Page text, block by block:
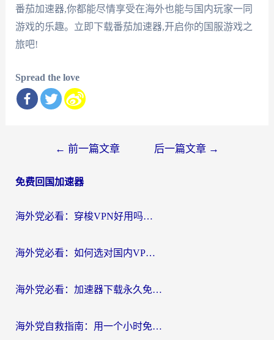
番茄加速器,你都能尽情享受在海外也能与国内玩家一同
游戏的乐趣。立即下载番茄加速器,开启你的国服游戏之
旅吧!
Spread the love
导
← 前一篇文章 后一篇文章 →
免费回国加速器
海外党必看：穿梭VPN好用吗？和云帆VPN对比哪个回国效果更好？附真实测评+避坑指南
海外党必看：如何选对国内VPN，实现无缝访问国内资源？
海外党必看：加速器下载永久免费版真的存在吗？教你无缝访问国内资源的正确姿势
海外党自救指南：用一个小时免费加速器，轻松打破国内资源访问壁垒？